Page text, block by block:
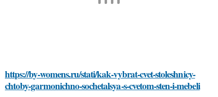
https://by-womens.ru/stati/kak-vybrat-cvet-stoleshnicy-
chtoby-garmonichno-sochetalsya-s-cvetom-sten-i-mebeli